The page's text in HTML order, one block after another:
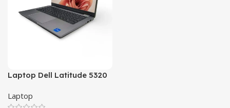
Laptop Dell Latitude 5320
Laptop